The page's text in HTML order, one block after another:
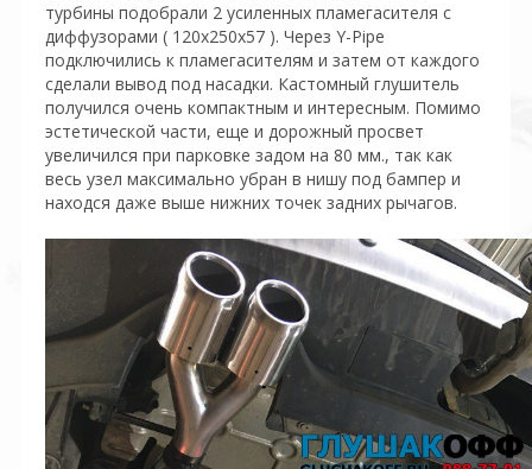
турбины подобрали 2 усиленных пламегасителя с
диффузорами ( 120х250х57 ). Через Y-Pipe
подключились к пламегасителям и затем от каждого
сделали вывод под насадки. Кастомный глушитель
получился очень компактным и интересным. Помимо
эстетической части, еще и дорожный просвет
увеличился при парковке задом на 80 мм., так как
весь узел максимально убран в нишу под бампер и
находся даже выше нижних точек задних рычагов.